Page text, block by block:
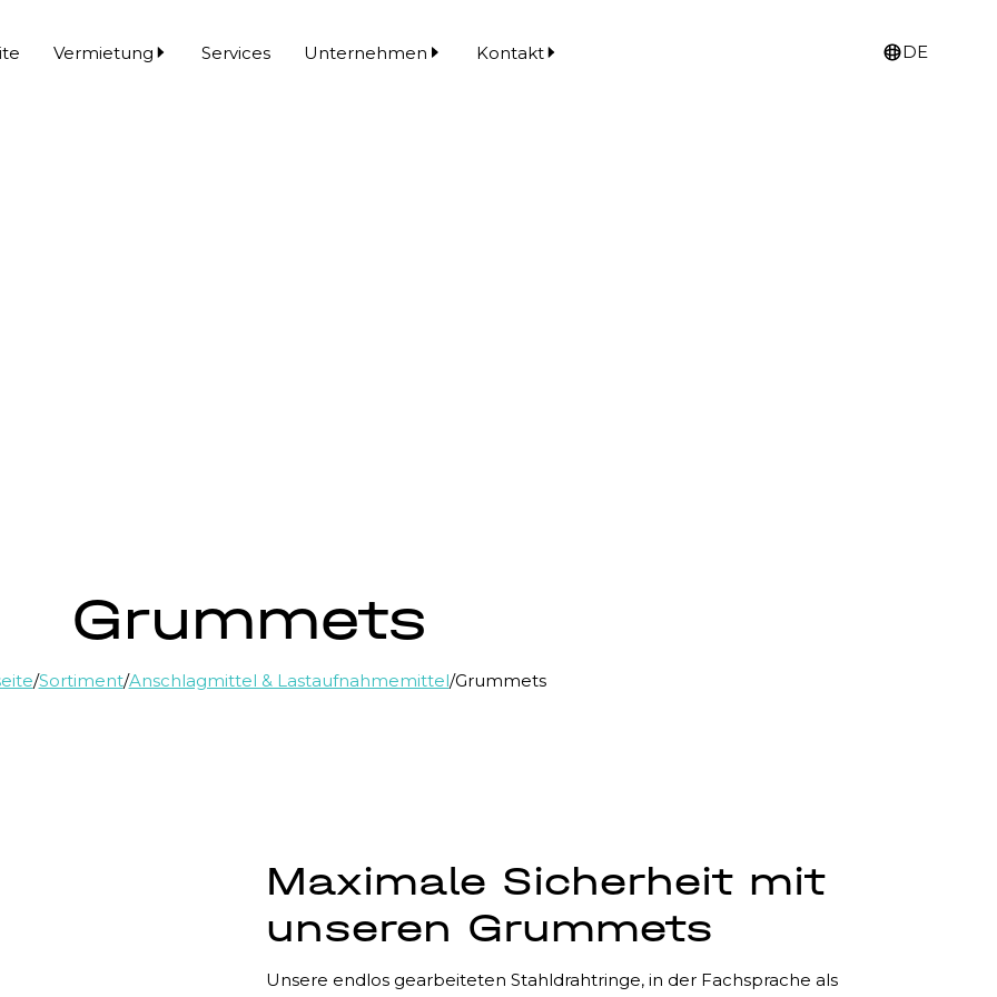
Vermietung Services Unternehmen Kontakt DE
Grummets
/Sortiment/Anschlagmittel & Lastaufnahmemittel/Grummets
Maximale Sicherheit mit
unseren Grummets
Unsere endlos gearbeiteten Stahldrahtringe, in der Fachsprache als